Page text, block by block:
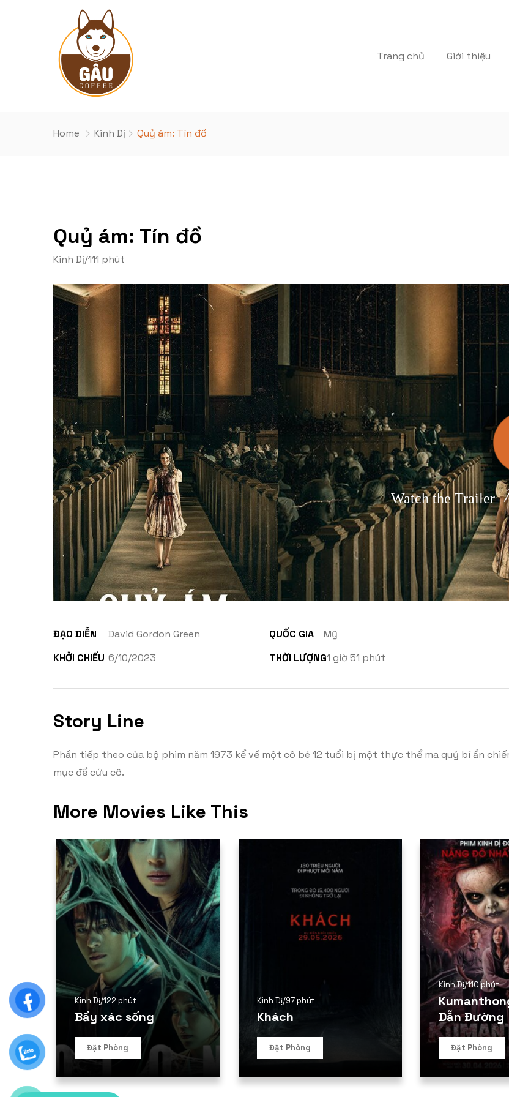
Trang chủ Giới thiệu
Home Kinh Dị Quỷ ám: Tín đồ
Quỷ ám: Tín đồ
Kinh Dị/111 phút
Watch the Trailer
ĐẠO DIỄN David Gordon Green QUỐC GIA
Mỹ
KHỞI CHIẾU 6/10/2023 THỜI LƯỢNG1 giờ 51 phút
Story Line
Phần tiếp theo của bộ phim năm 1973 kể về một cô bé 12 tuổi bị một thực thể ma quỷ bí ẩn
mục để cứu cô.
More Movies Like This
Kinh Dị/122 phút
Bầy xác sống
Đặt Phòng
Kinh Dị/97 phút
Khách
Đặt Phòng
Kinh Dị/110 phút
Dẫn Đường
Đặt Phòng